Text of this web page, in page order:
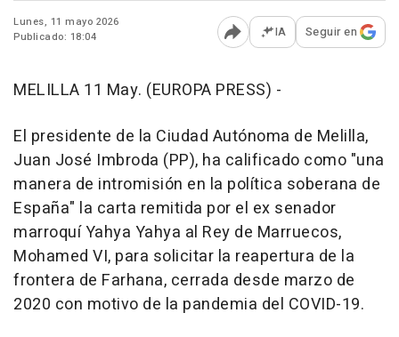
Lunes, 11 mayo 2026
Publicado: 18:04
Abrir opciones para
IA Seguir en
MELILLA 11 May. (EUROPA PRESS) -
El presidente de la Ciudad Autónoma de Melilla,
Juan José Imbroda (PP), ha calificado como "una
manera de intromisión en la política soberana de
España" la carta remitida por el ex senador
marroquí Yahya Yahya al Rey de Marruecos,
Mohamed VI, para solicitar la reapertura de la
frontera de Farhana, cerrada desde marzo de
2020 con motivo de la pandemia del COVID-19.